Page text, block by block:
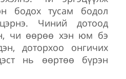
бодох тусам бодол
Чиний дотоод
чи өөрөө хэн юм бэ
доторхоо онгичих
нь өөртөө бүрэн